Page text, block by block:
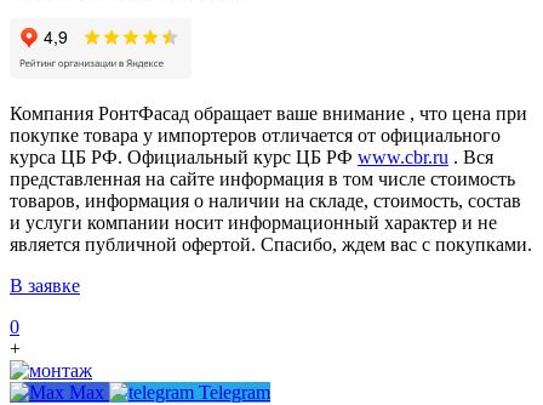
Компания РонтФасад обращает ваше внимание , что цена при
покупке товара у импортеров отличается от официального
курса ЦБ РФ. Официальный курс ЦБ РФ www.cbr.ru . Вся
представленная на сайте информация в том числе стоимость
товаров, информация о наличии на складе, стоимость, состав
и услуги компании носит информационный характер и не
является публичной офертой. Спасибо, ждем вас с покупками.
В заявке
0
+
Max Telegram